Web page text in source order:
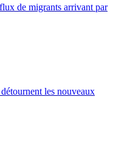
de migrants arrivant par
les nouveaux